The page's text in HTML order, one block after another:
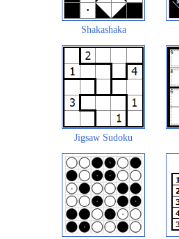
Shakashaka
Jigsaw Sudoku